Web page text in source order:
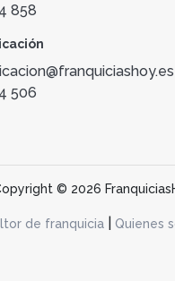
858
506
© 2026
de franquicia| Quienes